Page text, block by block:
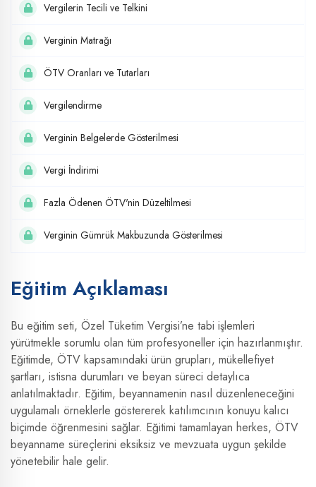
Vergilerin Tecili ve Telkini
Verginin Matrağı
ÖTV Oranları ve Tutarları
Vergilendirme
Verginin Belgelerde Gösterilmesi
Vergi İndirimi
Fazla Ödenen ÖTV'nin Düzeltilmesi
Verginin Gümrük Makbuzunda Gösterilmesi
Eğitim Açıklaması
Bu eğitim seti, Özel Tüketim Vergisi’ne tabi işlemleri
yürütmekle sorumlu olan tüm profesyoneller için hazırlanmıştır.
Eğitimde, ÖTV kapsamındaki ürün grupları, mükellefiyet
şartları, istisna durumları ve beyan süreci detaylıca
anlatılmaktadır. Eğitim, beyannamenin nasıl düzenleneceğini
uygulamalı örneklerle göstererek katılımcının konuyu kalıcı
biçimde öğrenmesini sağlar. Eğitimi tamamlayan herkes, ÖTV
beyanname süreçlerini eksiksiz ve mevzuata uygun şekilde
yönetebilir hale gelir.